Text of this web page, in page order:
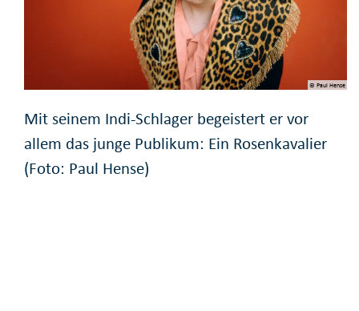
© Paul Hense
Mit seinem Indi-Schlager begeistert er vor
allem das junge Publikum: Ein Rosenkavalier
(Foto: Paul Hense)